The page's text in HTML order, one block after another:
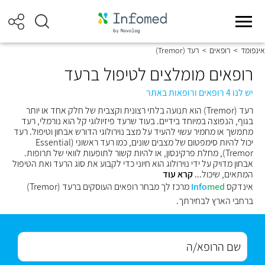
אינפומד > רופאים > רעד (Tremor)
רופאים מומלצים לטיפול ברעד
יש לנו 4 רופאים ורופאות באתר
רעד (Tremor) הוא תנועה בלתי רצונית וקצבית של חלק אחד או יותר
בגוף, הנפוצה במיוחד בידיים. בעוד שרעד פיזיולוגי קל הוא נורמלי, רעד
מתמשך או מחמיר עשוי להעיד על מצב נוירולוגי הדורש אבחון וטיפול. רעד
יכול להיות סימפטום של מצבים שונים, כמו רעד ראשוני (Essential
Tremor), מחלת פרקינסון, או להיות קשור לתופעות לוואי של תרופות.
אבחון מדויק על ידי נוירולוג הוא חיוני כדי לקבוע את סוג הרעד ואת הטיפול
המתאים, שיכול...קרא עוד
אינדקס
Infomed
מרכז לך מבחר רופאים העוסקים ברעד (Tremor)
ברחבי הארץ לבחירתך.